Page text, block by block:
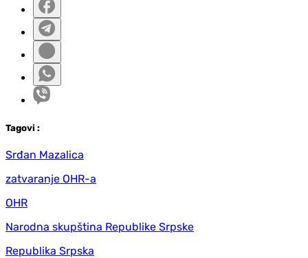
Tagovi :
Srđan Mazalica
zatvaranje OHR-a
OHR
Narodna skupština Republike Srpske
Republika Srpska